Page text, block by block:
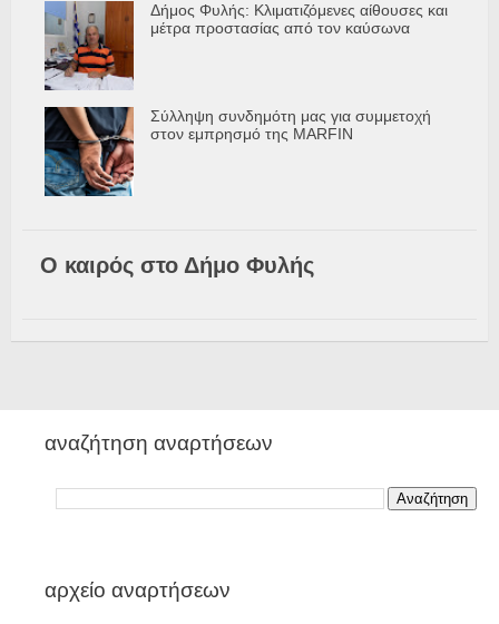
Δήμος Φυλής: Κλιματιζόμενες αίθουσες και
μέτρα προστασίας από τον καύσωνα
Σύλληψη συνδημότη μας για συμμετοχή
στον εμπρησμό της MARFIN
Ο καιρός στο Δήμο Φυλής
αναζήτηση αναρτήσεων
αρχείο αναρτήσεων